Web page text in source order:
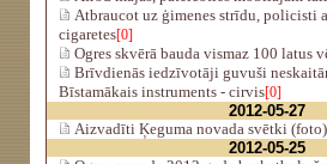
Atbraucot uz ģimenes strīdu, policisti
cigaretes[0]
Ogres skvērā bauda vismaz 100 latus
Brīvdienās iedzīvotāji guvuši
Bīstamākais instruments - cirvis[0]
2012-05-27
Aizvadīti Ķeguma novada svētki (foto)
2012-05-25